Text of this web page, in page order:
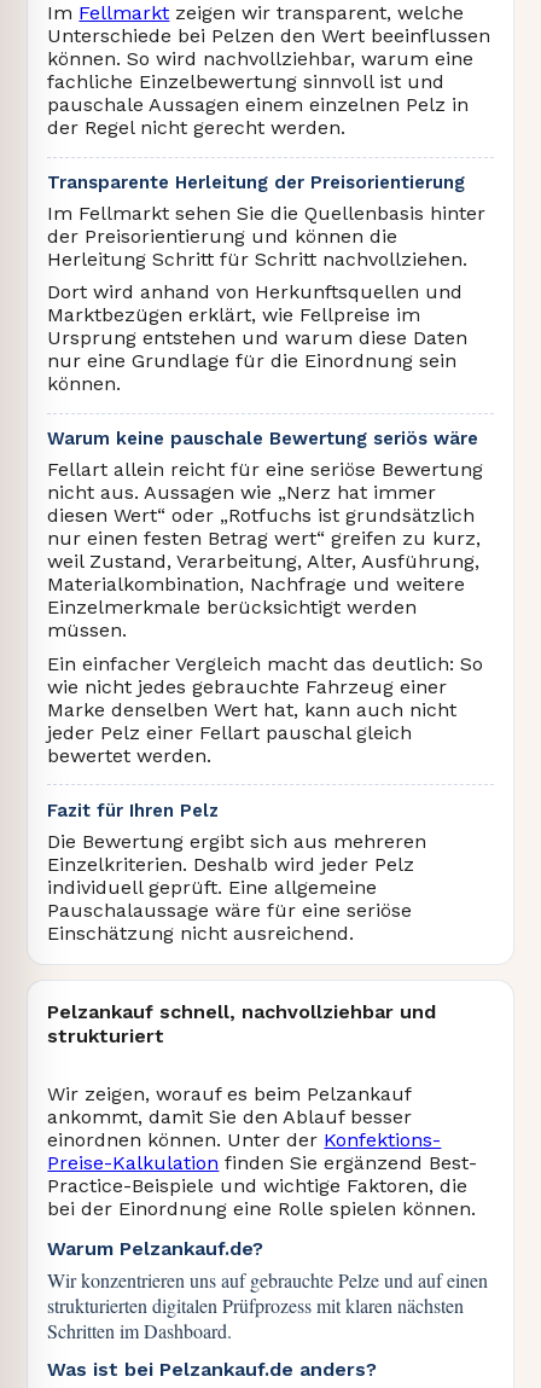
Im Fellmarkt zeigen wir transparent, welche
Unterschiede bei Pelzen den Wert beeinflussen
können. So wird nachvollziehbar, warum eine
fachliche Einzelbewertung sinnvoll ist und
pauschale Aussagen einem einzelnen Pelz in
der Regel nicht gerecht werden.
Transparente Herleitung der Preisorientierung
Im Fellmarkt sehen Sie die Quellenbasis hinter
der Preisorientierung und können die
Herleitung Schritt für Schritt nachvollziehen.
Dort wird anhand von Herkunftsquellen und
Marktbezügen erklärt, wie Fellpreise im
Ursprung entstehen und warum diese Daten
nur eine Grundlage für die Einordnung sein
können.
Warum keine pauschale Bewertung seriös wäre
Fellart allein reicht für eine seriöse Bewertung
nicht aus. Aussagen wie „Nerz hat immer
diesen Wert“ oder „Rotfuchs ist grundsätzlich
nur einen festen Betrag wert“ greifen zu kurz,
weil Zustand, Verarbeitung, Alter, Ausführung,
Materialkombination, Nachfrage und weitere
Einzelmerkmale berücksichtigt werden
müssen.
Ein einfacher Vergleich macht das deutlich: So
wie nicht jedes gebrauchte Fahrzeug einer
Marke denselben Wert hat, kann auch nicht
jeder Pelz einer Fellart pauschal gleich
bewertet werden.
Fazit für Ihren Pelz
Die Bewertung ergibt sich aus mehreren
Einzelkriterien. Deshalb wird jeder Pelz
individuell geprüft. Eine allgemeine
Pauschalaussage wäre für eine seriöse
Einschätzung nicht ausreichend.
Pelzankauf schnell, nachvollziehbar und
strukturiert
Wir zeigen, worauf es beim Pelzankauf
ankommt, damit Sie den Ablauf besser
einordnen können. Unter der Konfektions-
Preise-Kalkulation finden Sie ergänzend Best-
Practice-Beispiele und wichtige Faktoren, die
bei der Einordnung eine Rolle spielen können.
Warum Pelzankauf.de?
Wir konzentrieren uns auf gebrauchte Pelze und auf einen
strukturierten digitalen Prüfprozess mit klaren nächsten
Schritten im Dashboard.
Was ist bei Pelzankauf.de anders?